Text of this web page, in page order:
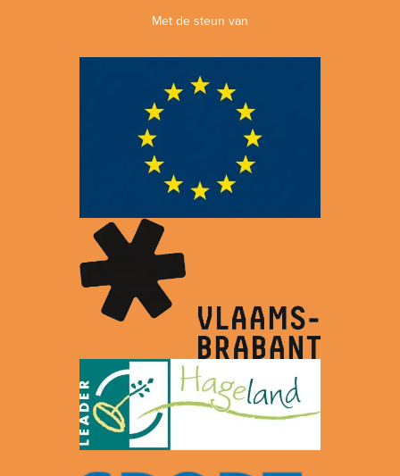
Met de steun van